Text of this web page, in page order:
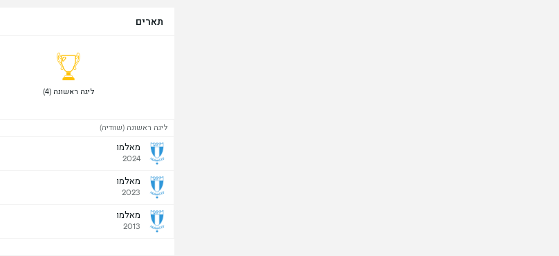
תארים
ליגה ראשונה (4)
ליגה ראשונה (שוודיה)
מאלמו
2024
מאלמו
2023
מאלמו
2013